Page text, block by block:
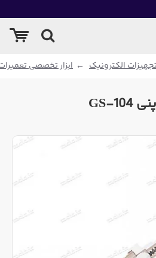
تجهیزات الکترونیک ابزار تخصصی